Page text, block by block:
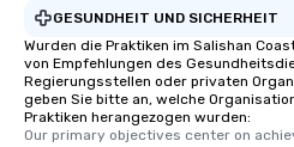
GESUNDHEIT UND SICHERHEIT
Wurden die Praktiken im Salishan
von Empfehlungen des
Regierungsstellen oder privaten
geben Sie bitte an, welche
Praktiken herangezogen wurden:
Our primary objectives center on